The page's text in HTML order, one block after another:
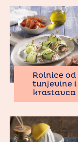
Rolnice od
tunjevine i
krastavca